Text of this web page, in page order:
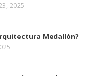
2025
Medallón?